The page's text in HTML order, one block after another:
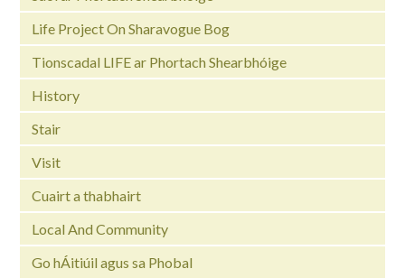
Life Project On Sharavogue Bog
Tionscadal LIFE ar Phortach Shearbhóige
History
Stair
Visit
Cuairt a thabhairt
Local And Community
Go hÁitiúil agus sa Phobal